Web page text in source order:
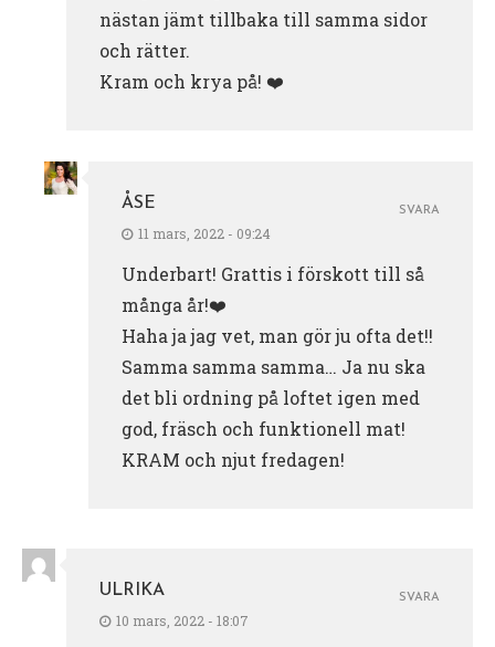
nästan jämt tillbaka till samma sidor
och rätter.
Kram och krya på! ❤️
ÅSE
11 mars, 2022 - 09:24
Underbart! Grattis i förskott till så
många år!❤️
Haha ja jag vet, man gör ju ofta det!!
Samma samma samma… Ja nu ska
det bli ordning på loftet igen med
god, fräsch och funktionell mat!
KRAM och njut fredagen!
SVARA
ULRIKA
10 mars, 2022 - 18:07
SVARA